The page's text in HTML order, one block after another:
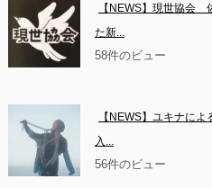
【NEWS】現世協会
た新...
58件のビュー
【NEWS】ユキナに
入...
56件のビュー